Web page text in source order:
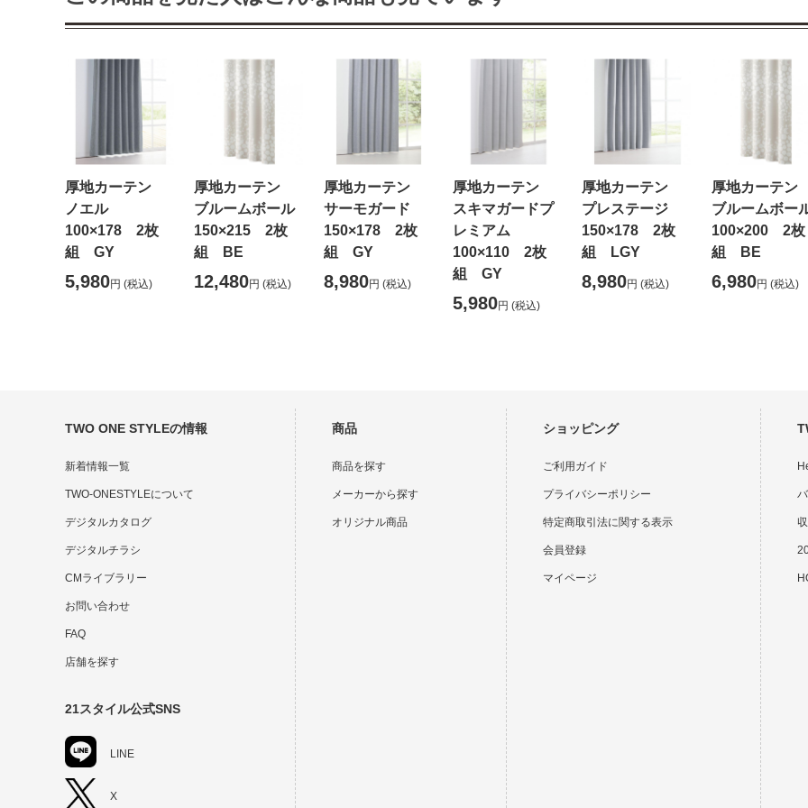
厚地カーテン
ノエル
100×178 2枚
組 GY
5,980円 (税込)
厚地カーテン
ブルームボール
150×215 2枚
組 BE
12,480円 (税込)
厚地カーテン
サーモガード
150×178 2枚
組 GY
8,980円 (税込)
厚地カーテン
スキマガードプ
レミアム
100×110 2枚
組 GY
5,980円 (税込)
厚地カーテン
プレステージ
150×178 2枚
組 LGY
8,980円 (税込)
厚地カーテ
ブルームボー
100×200 2枚
組 BE
6,980円 (税込)
TWO ONE STYLEの情報
新着情報一覧
TWO-ONESTYLEについて
デジタルカタログ
デジタルチラシ
CMライブラリー
お問い合わせ
FAQ
店舗を探す
21スタイル公式SNS
LINE
X
商品
商品を探す
メーカーから探す
オリジナル商品
ショッピング
ご利用ガイド
プライバシーポリシー
特定商取引法に関する表示
会員登録
マイページ